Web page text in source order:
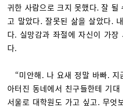
귀한 사람으로 크지 못했다. 잘 될
고 말았다. 잘못된 삶을 살았다.
다. 실망감과 좌절에 자신이 가장
다.
“미안해. 나 요새 정말 바빠.
아터진 동네에서 친구들한테 기
서울로 대학원도 가고 싶고. 무엇